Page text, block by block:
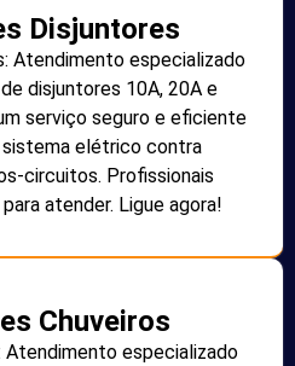
Disjuntores
Atendimento especializado
disjuntores 10A, 20A e
serviço seguro e eficiente
elétrico contra
circuitos. Profissionais
atender. Ligue agora!
Chuveiros
Atendimento especializado